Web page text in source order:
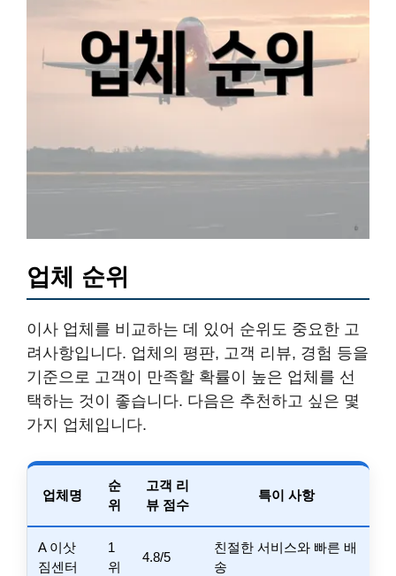
업체 순위
이사 업체를 비교하는 데 있어 순위도 중요한 고
려사항입니다. 업체의 평판, 고객 리뷰, 경험 등을
기준으로 고객이 만족할 확률이 높은 업체를 선
택하는 것이 좋습니다. 다음은 추천하고 싶은 몇
가지 업체입니다.
업체명
순
위
고객 리
뷰 점수
특이 사항
A 이삿
짐센터
1
위
4.8/5
친절한 서비스와 빠른 배
송